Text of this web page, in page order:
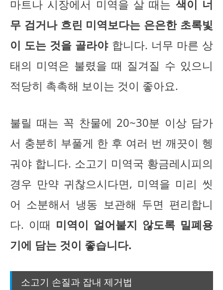
마트나 시장에서 미역을 살 때는 색이 너
무 검거나 흐린 미역보다는 은은한 초록빛
이 도는 것을 골라야합니다. 너무 마른 상
태의 미역은 불렸을 때 질겨질 수 있으니
적당히 촉촉해 보이는 것이 좋아요.
불릴 때는 꼭 찬물에 20~30분 이상 담가
서 충분히 부풀게 한 후 여러 번 깨끗이 헹
궈야 합니다. 소고기 미역국 황금레시피의
경우 만약 귀찮으시다면, 미역을 미리 씻
어 소분해서 냉동 보관해 두면 편리합니
다. 이때 미역이 얼어붙지 않도록 밀폐용
기에 담는 것이 좋습니다.
소고기 손질과 잡내 제거법